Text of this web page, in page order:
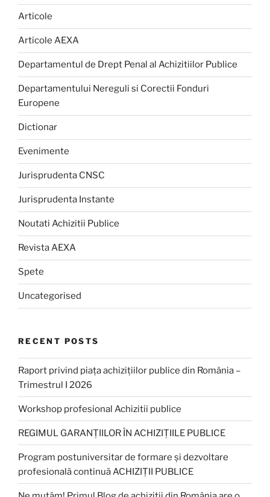
Articole
Articole AEXA
Departamentul de Drept Penal al Achizitiilor Publice
Departamentului Nereguli si Corectii Fonduri
Europene
Dictionar
Evenimente
Jurisprudenta CNSC
Jurisprudenta Instante
Noutati Achizitii Publice
Revista AEXA
Spete
Uncategorised
RECENT POSTS
Raport privind piața achizițiilor publice din România –
Trimestrul I 2026
Workshop profesional Achizitii publice
REGIMUL GARANȚIILOR ÎN ACHIZIȚIILE PUBLICE
Program postuniversitar de formare și dezvoltare
profesională continuă ACHIZIȚII PUBLICE